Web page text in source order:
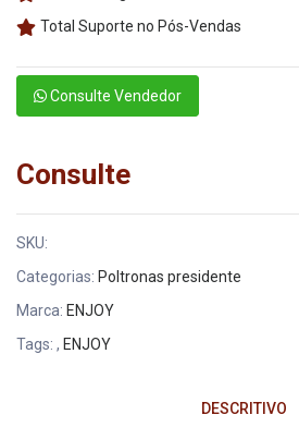
Total Suporte no Pós-Vendas
Consulte Vendedor
Consulte
SKU:
Categorias: Poltronas presidente
Marca: ENJOY
Tags: , ENJOY
DESCRITIVO